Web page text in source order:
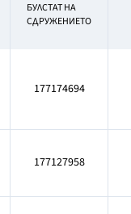
БУЛСТАТ НА
СДРУЖЕНИЕТО
177174694
177127958